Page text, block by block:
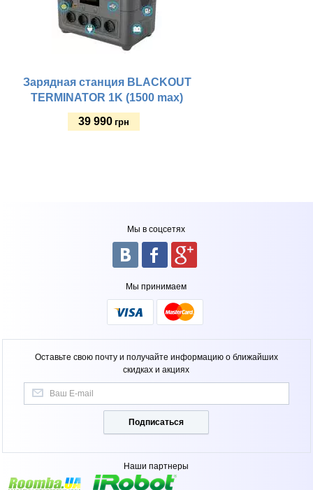
Зарядная станция BLACKOUT
TERMINATOR 1K (1500 max)
39 990 грн
Мы в соцсетях
Мы принимаем
Оставьте свою почту и получайте информацию о ближайших
скидках и акциях
Подписаться
Наши партнеры